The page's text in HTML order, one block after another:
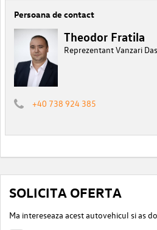
Persoana de contact
Theodor Fratila
Reprezentant Vanzari
+40 738 924 385
SOLICITA OFERTA
Ma intereseaza acest autovehicul si as